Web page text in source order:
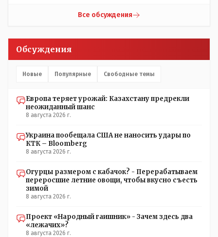
Все обсуждения
Обсуждения
Новые Популярные Свободные темы
Европа теряет урожай: Казахстану предрекли
неожиданный шанс
8 августа 2026 г.
Украина пообещала США не наносить удары по
КТК – Bloomberg
8 августа 2026 г.
Огурцы размером с кабачок? - Перерабатываем
переросшие летние овощи, чтобы вкусно съесть
зимой
8 августа 2026 г.
Проект «Народный гаишник» - Зачем здесь два
«лежачих»?
8 августа 2026 г.